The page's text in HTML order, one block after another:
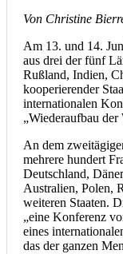
Von Christine
Am 13. und 14.
aus drei der fünf
Rußland, Indien,
kooperierender
internationalen
„Wiederaufbau
An dem
mehrere hundert
Deutschland,
Australien, Polen,
weiteren Staaten.
„eine Konferenz
eines
das der ganzen